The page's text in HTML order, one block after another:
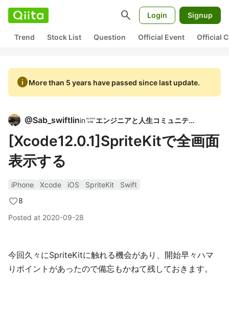
search Login Signup
Trend Stock List Question Official Event Official
infoMore than 5 years have passed since last update.
@Sab_swiftlinin エンジニアと人生コミュニティ
[Xcode12.0.1]SpriteKitで全画面
表示する
iPhone Xcode iOS SpriteKit
Swift
8
Posted at 2020-09-28
今回久々にSpriteKitに触れる機会があり、開始早々ハマ
りポイントがあったので備忘もかねて残しておきます。